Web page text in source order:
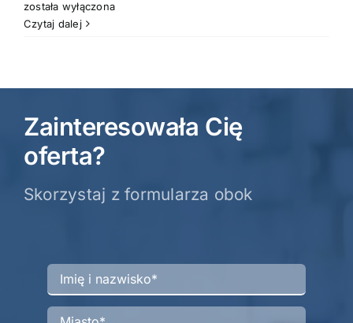
została wyłączona
Czytaj dalej
Zainteresowała Cię
oferta?
Skorzystaj z formularza obok